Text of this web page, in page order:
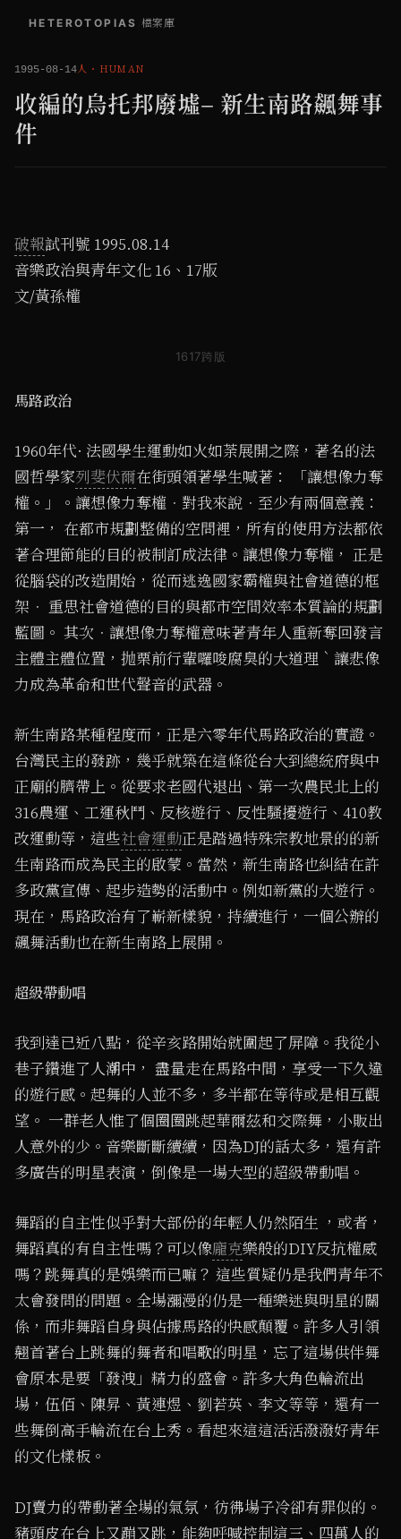
HETEROTOPIAS 檔案庫
1995-08-14人 ・ HUMAN
收編的烏托邦廢墟– 新生南路飆舞事
件
破報試刊號 1995.08.14
音樂政治與青年文化 16、17版
文/黃孫權
1617跨版
馬路政治
1960年代· 法國學生運動如火如荼展開之際，著名的法
國哲學家列斐伏爾在街頭領著學生喊著： 「讓想像力奪
權。」。讓想像力奪權．對我來說．至少有兩個意義：
第一， 在都市規劃整備的空問裡，所有的使用方法都依
著合理節能的目的被制訂成法律。讓想像力奪權， 正是
從腦袋的改造閒始，從而逃逸國家霸權與社會道德的框
架． 重思社會道德的目的與都市空間效率本質論的規劃
藍圖。 其次．讓想像力奪權意味著青年人重新奪回發言
主體主體位置，抛栗前行輩囉唆腐臭的大道理｀讓悲像
力成為革命和世代聲音的武器。
新生南路某種程度而，正是六零年代馬路政治的實證。
台灣民主的發跡，幾乎就築在這條從台大到總統府與中
正廟的臍帶上。從要求老國代退出、第一次農民北上的
316農運、工運秋鬥、反核遊行、反性騷擾遊行、410教
改運動等，這些社會運動正是踏過特殊宗教地景的的新
生南路而成為民主的啟蒙。當然，新生南路也糾結在許
多政黨宣傳、起步造勢的活動中。例如新黨的大遊行。
現在，馬路政治有了嶄新樣貌，持續進行，一個公辦的
飆舞活動也在新生南路上展開。
超級帶動唱
我到達已近八點，從辛亥路開始就圍起了屏障。我從小
巷子鑽進了人潮中， 盡量走在馬路中間，享受一下久違
的遊行感。起舞的人並不多，多半都在等待或是相互觀
望。 一群老人惟了個圈圈跳起華爾茲和交際舞，小販出
人意外的少。音樂斷斷續續，因為DJ的話太多，還有許
多廣告的明星表演，倒像是一場大型的超級帶動唱。
舞蹈的自主性似乎對大部份的年輕人仍然陌生 ，或者，
舞蹈真的有自主性嗎？可以像龐克樂般的DIY反抗權威
嗎？跳舞真的是娛樂而已嘛？ 這些質疑仍是我們青年不
太會發問的問題。全場瀰漫的仍是一種樂迷與明星的關
係，而非舞蹈自身與佔據馬路的快感顛覆。許多人引領
翹首著台上跳舞的舞者和唱歌的明星，忘了這場供伴舞
會原本是要「發洩」精力的盛會。許多大角色輪流出
場，伍佰、陳昇、黃連煜、劉若英、李文等等，還有一
些舞倒高手輪流在台上秀。看起來這這活活潑潑好青年
的文化樣板。
DJ賣力的帶動著全場的氣氛，彷彿場子冷卻有罪似的。
豬頭皮在台上又蹦又跳，能夠呼喊控制這三、四萬人的